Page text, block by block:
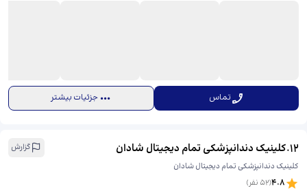
تماس جزئیات بیشتر
12
.کلینیک دندانپزشکی تمام دیجیتال شادان
گزارش
کلینیک دندانپزشکی تمام دیجیتال شادان
4.8
(
52 نفر)